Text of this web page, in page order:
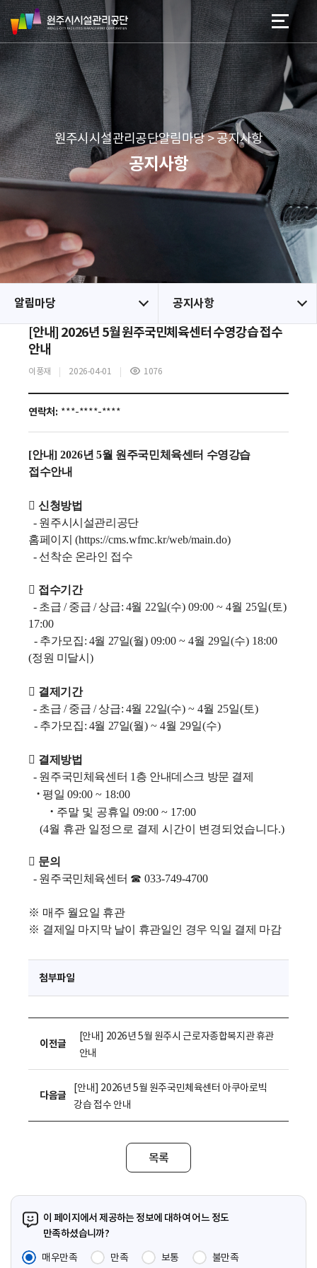
스
킵
네
비
게
이
션
본문 바로가기
메뉴 바로가기
원
주
시
시
설
관
리
공
단 원주시시설관리공단알림마당 > 공지사항
공지사항
알림마당 공지사항
[안내] 2026년 5월 원주국민체육센터 수영강습 접수
안내
이풍재 2026-04-01
조
1076
연락처: ***-****-****
[안내] 2026년 5월 원주국민체육센터 수영강습
접수안내
 신청방법
- 원주시시설관리공단
홈페이지 (https://cms.wfmc.kr/web/main.do)
- 선착순 온라인 접수
 접수기간
- 초급 /중급 / 상급: 4월 22일(수) 09:00 ~ 4월 25일(토)
17:00
- 추가모집: 4월 27일(월) 09:00 ~ 4월 29일(수) 18:00
(정원 미달시 )
 결제기간
- 초급 /중급 / 상급: 4월 22일(수) ~ 4월 25일(토)
- 추가모집: 4월 27일(월) ~ 4월 29일(수)
 결제방법
- 원주국민체육센터 1 층 안내데스크 방문 결제
· 평일09:00 ~ 18:00
· 주말 및 공휴일 09:00 ~ 17:00
(4월 휴관 일정으로 결제 시간이 변경되었습니다.)
 문의
- 원주국민체육센터 ☎ 033-749-4700
※ 매주 월요일 휴관
※ 결제일 마지막 날이 휴관일인 경우 익일 결제 마감
첨부파일
이전글
[안내] 2026년 5월 원주시 근로자종합복지관 휴관
안내
다음글
[안내] 2026년 5월 원주국민체육센터 아쿠아로빅
강습 접수 안내
목록
이 페이지에서 제공하는 정보에 대하여 어느 정도
만족하셨습니까?
매우만족
만족 보통 불만족